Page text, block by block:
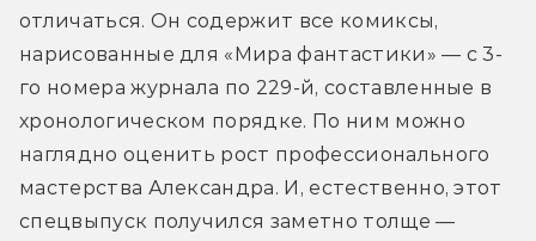
отличаться. Он содержит все комиксы,
нарисованные для «Мира фантастики» — с 3-
го номера журнала по 229-й, составленные в
хронологическом порядке. По ним можно
наглядно оценить рост профессионального
мастерства Александра. И, естественно, этот
спецвыпуск получился заметно толще —